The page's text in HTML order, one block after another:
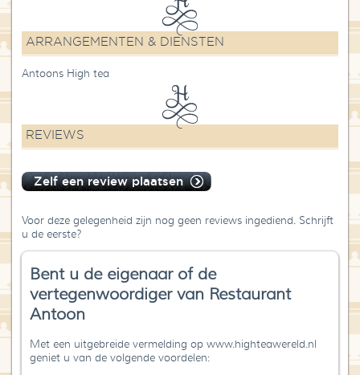
ARRANGEMENTEN & DIENSTEN
Antoons High tea
REVIEWS
Zelf een review plaatsen
Voor deze gelegenheid zijn nog geen reviews ingediend. Schrijft
u de eerste?
Bent u de eigenaar of de
vertegenwoordiger van Restaurant
Antoon
Met een uitgebreide vermelding op www.highteawereld.nl
geniet u van de volgende voordelen: